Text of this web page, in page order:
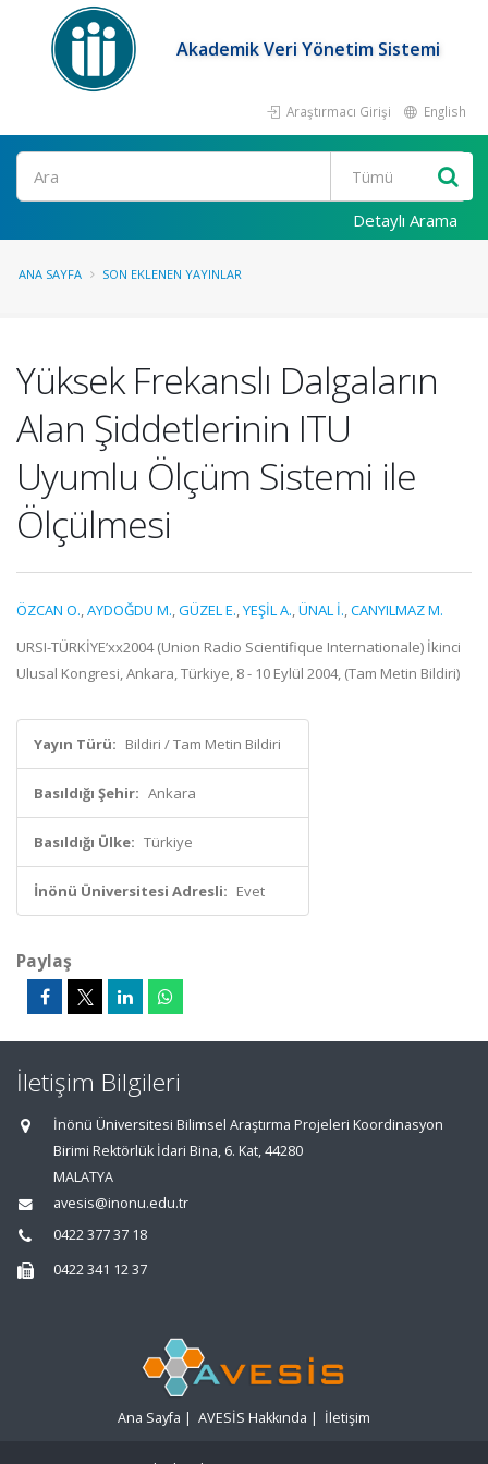
Akademik Veri Yönetim Sistemi
Araştırmacı Girişi English
Ara
Detaylı Arama
ANA SAYFA SON EKLENEN YAYINLAR
Yüksek Frekanslı Dalgaların
Alan Şiddetlerinin ITU
Uyumlu Ölçüm Sistemi ile
Ölçülmesi
ÖZCAN O.,AYDOĞDU M.,GÜZEL E.,YEŞİL A.,ÜNAL İ.,CANYILMAZ M.
URSI-TÜRKİYE’xx2004 (Union Radio Scientifique Internationale) İkinci
Ulusal Kongresi, Ankara, Türkiye, 8 - 10 Eylül 2004, (Tam Metin Bildiri)
Yayın Türü: Bildiri / Tam Metin Bildiri
Basıldığı Şehir: Ankara
Basıldığı Ülke: Türkiye
İnönü Üniversitesi Adresli: Evet
Paylaş
İletişim Bilgileri
İnönü Üniversitesi Bilimsel Araştırma Projeleri Koordinasyon
Birimi Rektörlük İdari Bina, 6. Kat, 44280
MALATYA
avesis@inonu.edu.tr
0422 377 37 18
0422 341 12 37
Ana Sayfa | AVESİS Hakkında | İletişim